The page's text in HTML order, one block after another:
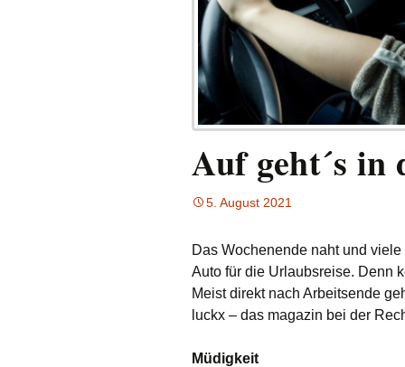
Auf geht´s in
5. August 2021
Das Wochenende naht und
Auto für die Urlaubsreise. Denn
Meist direkt nach Arbeitsende
luckx – das magazin bei der
Müdigkeit